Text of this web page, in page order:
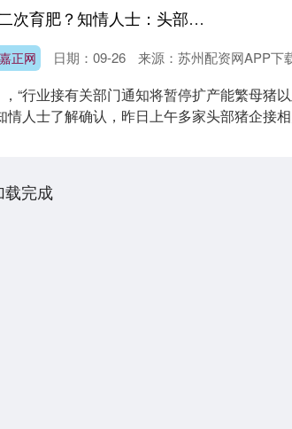
嘉正网 出手调控母猪产能与二次育肥？知情人士：头部企业已接到通知 利于产业健康发展
嘉正网 日期：09-26 来源：苏州配资网APP下
“行业接有关部门通知将暂停扩产能繁母猪
情人士了解确认，昨日上午多家头部猪企接
载完成